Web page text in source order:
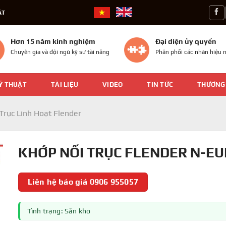
Hơn 15 năm kinh nghiệm
Chuyên gia và đội ngũ kỹ sư tài năng
Đại diện ủy quyền
Phân phối các nhãn hiệu
THUẬT TÀI LIỆU VIDEO TIN TỨC
Linh Hoạt Flender
KHỚP NỐI TRỤC FLENDER N-
Liên hệ báo giá 0906 955057
Tình trạng: Sẵn kho